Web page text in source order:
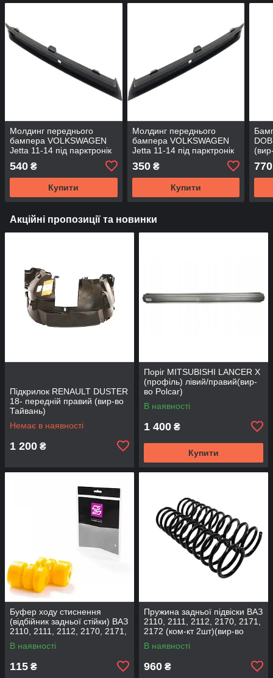
Молдинг переднього
бампера VOLKSWAGEN
Jetta 11-14 під парктронік
540 ₴
Купити
Молдинг переднього
бампера VOLKSWAGEN
Jetta 11-14 під парктронік
правий (вир-во Тайвань)
350₴
Купити
770
Акційні пропозиції та новинки
Підкрилок RENAULT DUSTER
18- передній правий (вир-во
Тайвань)
Немає в наявності
1 200 ₴
Поріг MITSUBISHI LANCER Х
(профіль) лівий/правий(вир-
во Polcar)
В наявності
1 400 ₴
Купити
Буфер ходу стиснення
(відбійник задньої стійки) ВАЗ
2110, 2111, 2112, 2170, 2171,
2172 (2шт) (вир-во CS-20
В наявності
115 ₴
Пружина задньої підвіски ВАЗ
2110, 2111, 2112, 2170, 2171,
2172 (ком-кт 2шт)(вир-во
SKADI)
В наявності
960 ₴